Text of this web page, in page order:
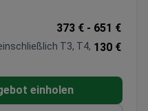
und die Nachsorge
kostet etwa 19.000
Leistungen und die
inbegriffen sind.
NGS-Panels oder
Gebühren an.
373 € - 651 €
T3, T4, 130 €
einholen